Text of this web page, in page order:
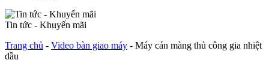
Tin tức - Khuyến mãi
Trang chủ - Video bàn giao máy - Máy cán màng thủ công gia nhiệt
dầu